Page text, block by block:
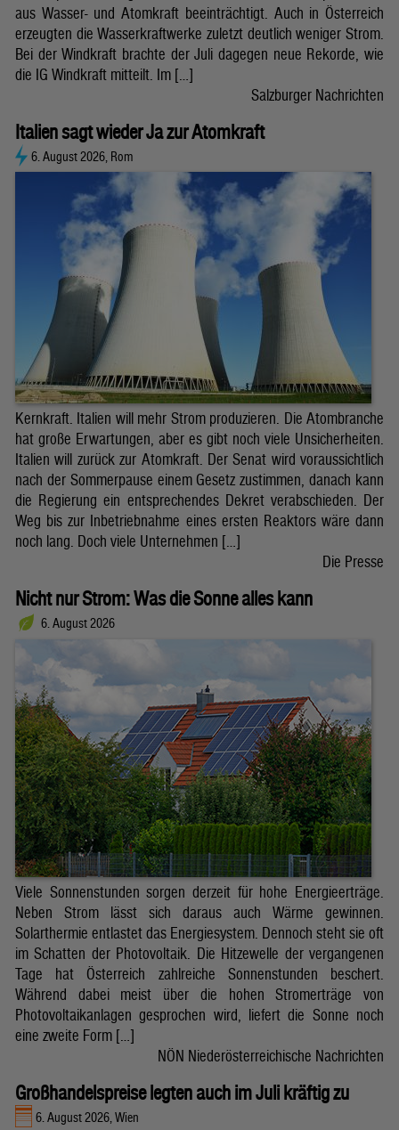
aus Wasser- und Atomkraft beeinträchtigt. Auch in Österreich
erzeugten die Wasserkraftwerke zuletzt deutlich weniger Strom.
Bei der Windkraft brachte der Juli dagegen neue Rekorde, wie
die IG Windkraft mitteilt. Im […]
Salzburger Nachrichten
Italien sagt wieder Ja zur Atomkraft
6. August 2026, Rom
Kernkraft. Italien will mehr Strom produzieren. Die Atombranche
hat große Erwartungen, aber es gibt noch viele Unsicherheiten.
Italien will zurück zur Atomkraft. Der Senat wird voraussichtlich
nach der Sommerpause einem Gesetz zustimmen, danach kann
die Regierung ein entsprechendes Dekret verabschieden. Der
Weg bis zur Inbetriebnahme eines ersten Reaktors wäre dann
noch lang. Doch viele Unternehmen […]
Die Presse
Nicht nur Strom: Was die Sonne alles kann
6. August 2026
Viele Sonnenstunden sorgen derzeit für hohe Energieerträge.
Neben Strom lässt sich daraus auch Wärme gewinnen.
Solarthermie entlastet das Energiesystem. Dennoch steht sie oft
im Schatten der Photovoltaik. Die Hitzewelle der vergangenen
Tage hat Österreich zahlreiche Sonnenstunden beschert.
Während dabei meist über die hohen Stromerträge von
Photovoltaikanlagen gesprochen wird, liefert die Sonne noch
eine zweite Form […]
NÖN Niederösterreichische Nachrichten
Großhandelspreise legten auch im Juli kräftig zu
6. August 2026, Wien